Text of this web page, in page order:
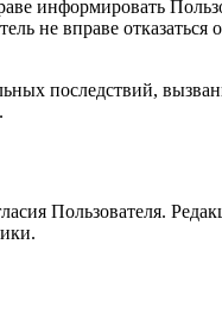
информировать
не вправе отказаться
последствий,
Пользователя.